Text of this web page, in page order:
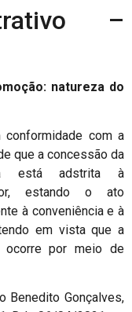
–
natureza do
conformidade com a
que a concessão da
está adstrita à
estando o ato
à conveniência e à
em vista que a
ocorre por meio de
Benedito Gonçalves,